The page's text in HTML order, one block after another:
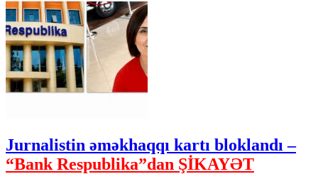
Jurnalistin əməkhaqqı kartı bloklandı –
“Bank Respublika”dan ŞİKAYƏT